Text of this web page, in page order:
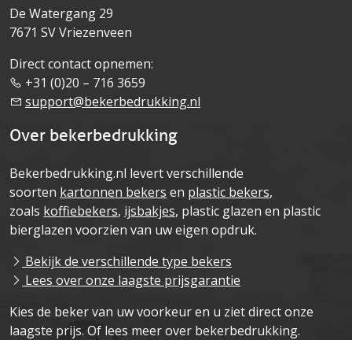
De Watergang 29
7671 SV Vriezenveen
Direct contact opnemen:
+31 (0)20 – 716 3659
support@bekerbedrukking.nl
Over bekerbedrukking
Bekerbedrukking.nl levert verschillende
soorten kartonnen bekers en plastic bekers,
zoals koffiebekers, ijsbakjes, plastic glazen en plastic
bierglazen voorzien van uw eigen opdruk.
Bekijk de verschillende type bekers
Lees over onze laagste prijsgarantie
Kies de beker van uw voorkeur en u ziet direct onze
laagste prijs. Of lees meer over bekerbedrukking.